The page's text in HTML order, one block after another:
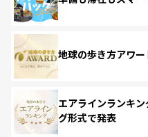
地球の歩き方アワ
エアラインランキ
グ形式で発表